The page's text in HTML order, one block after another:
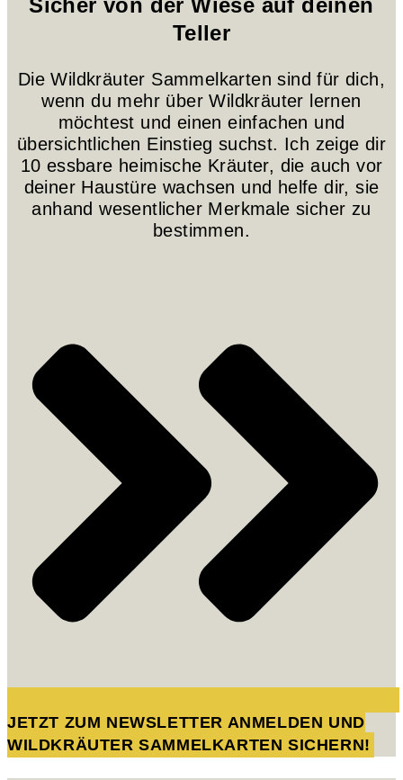
Sicher von der Wiese auf deinen
Teller
Die Wildkräuter Sammelkarten sind für dich,
wenn du mehr über Wildkräuter lernen
möchtest und einen einfachen und
übersichtlichen Einstieg suchst. Ich zeige dir
10 essbare heimische Kräuter, die auch vor
deiner Haustüre wachsen und helfe dir, sie
anhand wesentlicher Merkmale sicher zu
bestimmen.
JETZT ZUM NEWSLETTER ANMELDEN UND
WILDKRÄUTER SAMMELKARTEN SICHERN!